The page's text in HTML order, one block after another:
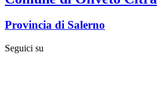
Provincia di Salerno
Seguici su